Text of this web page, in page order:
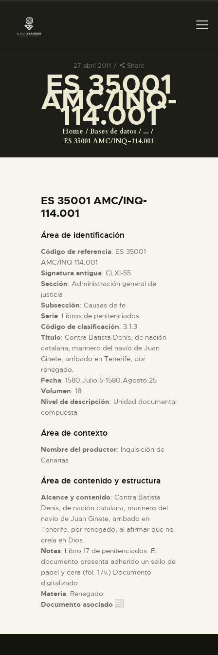
27 abril 2011 Share
ES 35001
AMC/INQ-
114.001
Home Bases de datos
...
ES 35001 AMC/INQ-114.001
PREPARAR LA VISITA
ACTIVIDADES
COLECCIONES
ESPAÑOL
PREPARAR LA VISITA
ACTIVIDADES
█
EL MUSEO
COLECCIONES
DIDÁCTICA
ESPAÑOL
ES 35001 AMC/INQ-
114.001
Área de identificación
Código de referencia: ES 35001
AMC/INQ-114.001
Signatura antigua: CLXI-55
Sección: Administración general de
justicia
Subsección: Causas de fe
Serie: Libros de penitenciados
Código de clasificación: 3.1.3
Título: Contra Batista Denis, de nación
catalana, marinero del navío de Juan
Ginete, arribado en Tenerife, por
renegado.
Fecha: 1580.Julio.5-1580.Agosto.25
Volumen: 18
Nivel de descripción: Unidad documental
compuesta
Área de contexto
Nombre del productor: Inquisición de
Canarias
Área de contenido y estructura
Alcance y contenido: Contra Batista
Denis, de nación catalana, marinero del
navío de Juan Ginete, arribado en
Tenerife, por renegado, al afirmar que no
creía en Dios.
Notas: Libro 17 de penitenciados. El
documento presenta adherido un sello de
papel y cera (fol. 17v.) Documento
digitalizado.
Materia: Renegado
Documento asociado